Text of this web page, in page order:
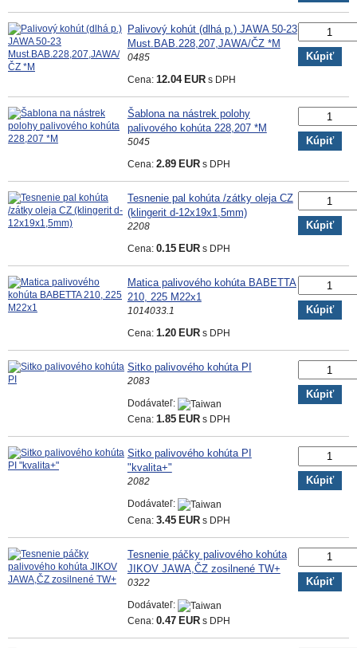
Palivový kohút (dlhá p.) JAWA 50-23
Must.BAB.228,207,JAWA/ČZ *M
0485
Cena: 12.04 EURs DPH
Kúpiť
Šablona na nástrek polohy
palivového kohúta 228,207 *M
5045
Cena: 2.89 EURs DPH
Kúpiť
Tesnenie pal kohúta /zátky oleja CZ
(klingerit d-12x19x1,5mm)
2208
Cena: 0.15 EURs DPH
Kúpiť
Matica palivového kohúta BABETTA
210, 225 M22x1
1014033.1
Cena: 1.20 EURs DPH
Kúpiť
Sitko palivového kohúta PI
2083
Dodávateľ:
Cena: 1.85 EURs DPH
Kúpiť
Sitko palivového kohúta PI
"kvalita+"
2082
Dodávateľ:
Cena: 3.45 EURs DPH
Kúpiť
Tesnenie páčky palivového kohúta
JIKOV JAWA,ČZ zosilnené TW+
0322
Dodávateľ:
Cena: 0.47 EURs DPH
Kúpiť